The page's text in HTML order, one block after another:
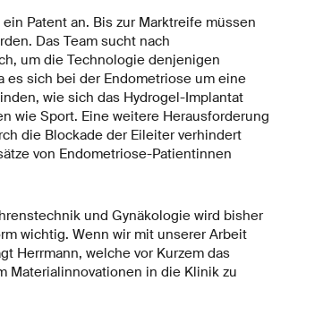
Patent an. Bis zur Marktreife müssen
Das Team sucht nach
um die Technologie denjenigen
es sich bei der Endometriose um eine
wie sich das Hydrogel-Implantat
wie Sport. Eine weitere Herausforderung
die Blockade der Eileiter verhindert
von Endometriose-Patientinnen
und Gynäkologie wird bisher
wichtig. Wenn wir mit unserer Arbeit
Herrmann, welche vor Kurzem das
Materialinnovationen in die Klinik zu